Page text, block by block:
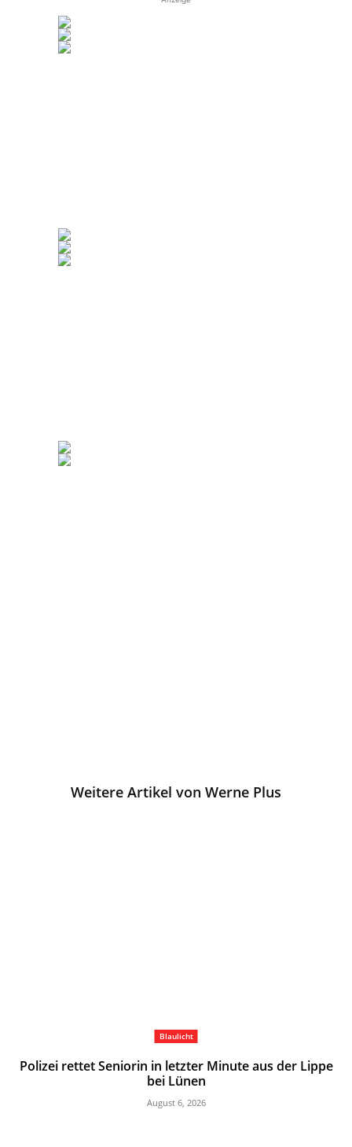
Weitere Artikel von Werne Plus
Blaulicht
Polizei rettet Seniorin in letzter Minute aus der Lippe
bei Lünen
August 6, 2026